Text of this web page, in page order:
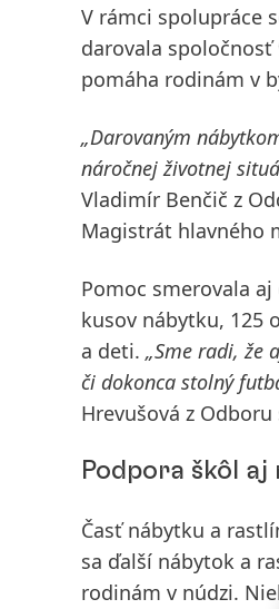
V rámci spolupráce
darovala
pomáha rodinám v
„Darovaným
náročnej životnej
Vladimír Benčič z
Magistrát hlavného
Pomoc smerovala aj
kusov nábytku, 125
a deti. „Sme radi, že
či dokonca stolný
Hrevušová z
Podpora škôl
Časť nábytku a
sa ďalší nábytok a
rodinám v núdzi.